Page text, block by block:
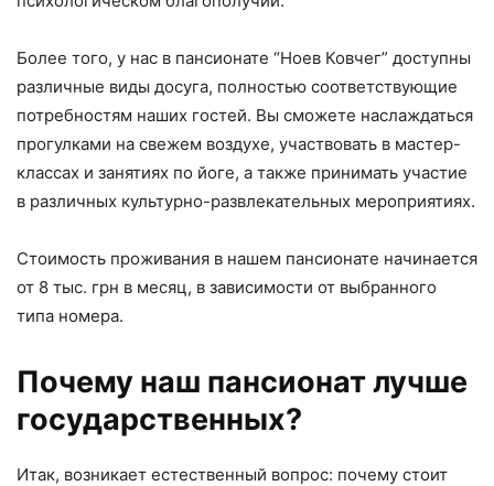
Более того, у нас в пансионате “Ноев Ковчег” доступны
различные виды досуга, полностью соответствующие
потребностям наших гостей. Вы сможете наслаждаться
прогулками на свежем воздухе, участвовать в мастер-
классах и занятиях по йоге, а также принимать участие
в различных культурно-развлекательных мероприятиях.
Стоимость проживания в нашем пансионате начинается
от 8 тыс. грн в месяц, в зависимости от выбранного
типа номера.
Почему наш пансионат лучше
государственных?
Итак, возникает естественный вопрос: почему стоит